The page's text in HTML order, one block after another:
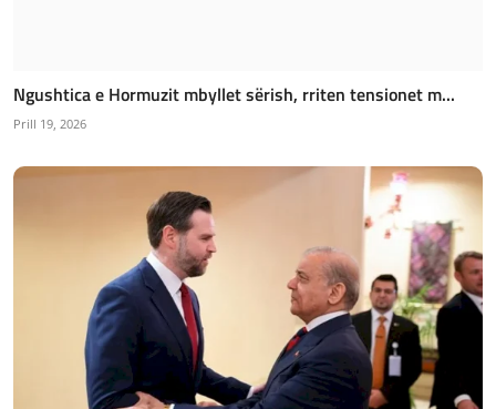
Ngushtica e Hormuzit mbyllet sërish, rriten tensionet m...
Prill 19, 2026